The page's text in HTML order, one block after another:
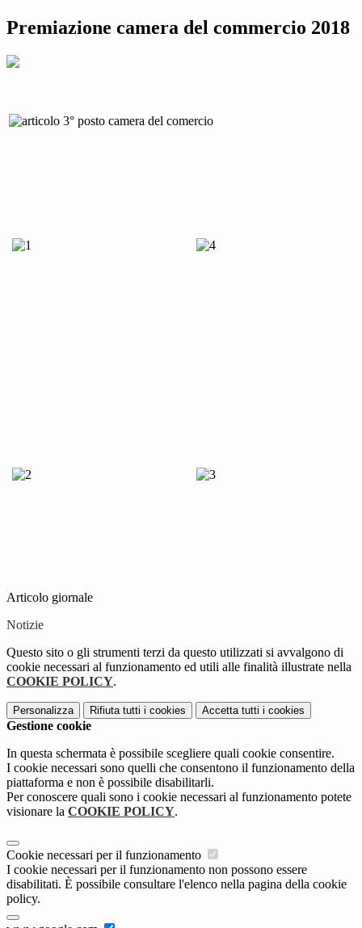
Premiazione camera del commercio 2018
Articolo giornale
Notizie
Questo sito o gli strumenti terzi da questo utilizzati si avvalgono di
cookie necessari al funzionamento ed utili alle finalità illustrate nella
COOKIE POLICY.
Personalizza Rifiuta tutti i cookies Accetta tutti i cookies
Gestione cookie
In questa schermata è possibile scegliere quali cookie consentire.
I cookie necessari sono quelli che consentono il funzionamento della
piattaforma e non è possibile disabilitarli.
Per conoscere quali sono i cookie necessari al funzionamento potete
visionare la COOKIE POLICY.
Cookie necessari per il funzionamento
I cookie necessari per il funzionamento non possono essere
disabilitati. È possibile consultare l'elenco nella pagina della cookie
policy.